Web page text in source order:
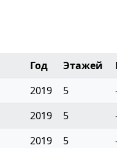
Год Этажей
2019 5
2019 5
2019 5